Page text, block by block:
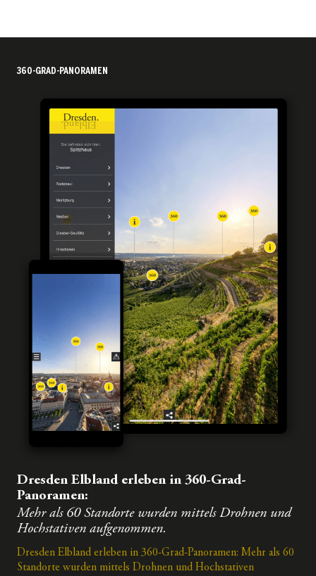
360-GRAD-PANORAMEN
Dresden Elbland erleben in 360-Grad-
Panoramen:
Mehr als 60 Standorte wurden mittels Drohnen und
Hochstativen aufgenommen.
Dresden Elbland erleben in 360-Grad-Panoramen: Mehr als 60
Standorte wurden mittels Drohnen und Hochstativen